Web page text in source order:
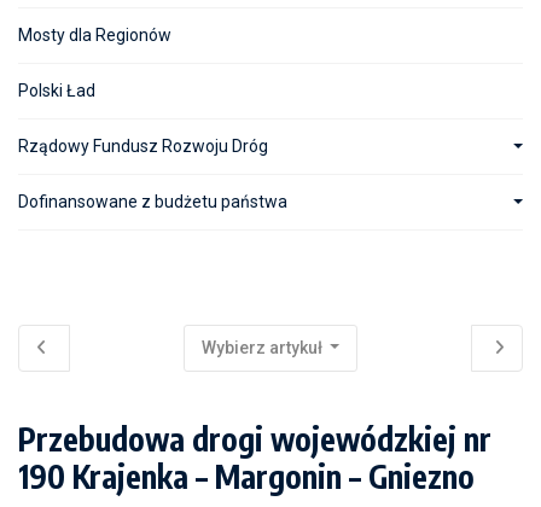
Mosty dla Regionów
Polski Ład
Rządowy Fundusz Rozwoju Dróg
Dofinansowane z budżetu państwa
Wybierz artykuł
Przebudowa drogi wojewódzkiej nr
190 Krajenka – Margonin – Gniezno